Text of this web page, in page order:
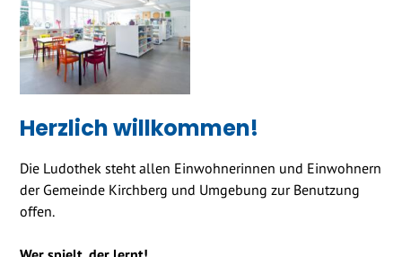
Herzlich willkommen!
Die Ludothek steht allen Einwohnerinnen und Einwohnern
der Gemeinde Kirchberg und Umgebung zur Benutzung
offen.